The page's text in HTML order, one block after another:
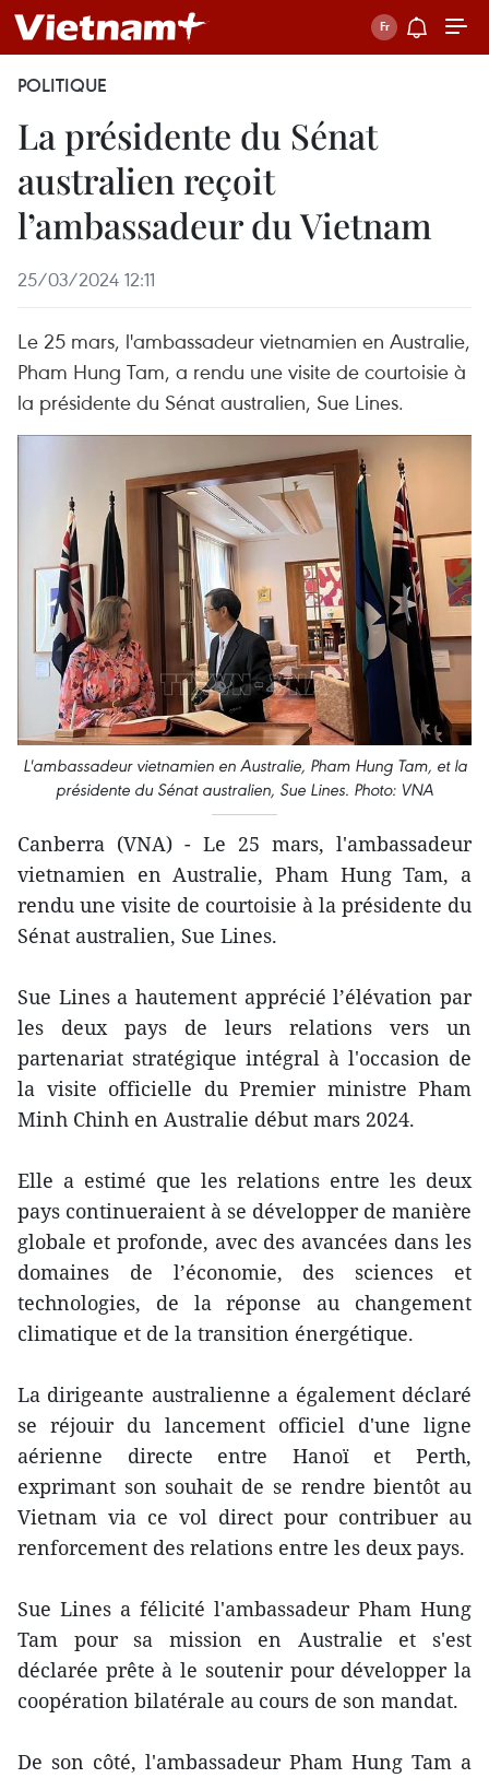
POLITIQUE
La présidente du Sénat
australien reçoit
l’ambassadeur du Vietnam
25/03/2024 12:11
Le 25 mars, l'ambassadeur vietnamien en Australie,
Pham Hung Tam, a rendu une visite de courtoisie à
la présidente du Sénat australien, Sue Lines.
L'ambassadeur vietnamien en Australie, Pham Hung Tam, et la
présidente du Sénat australien, Sue Lines. Photo: VNA
Canberra (VNA) - Le 25 mars, l'ambassadeur
vietnamien en Australie, Pham Hung Tam, a
rendu une visite de courtoisie à la présidente du
Sénat australien, Sue Lines.
Sue Lines a hautement apprécié l’élévation par
les deux pays de leurs relations vers un
partenariat stratégique intégral à l'occasion de
la visite officielle du Premier ministre Pham
Minh Chinh en Australie début mars 2024.
Elle a estimé que les relations entre les deux
pays continueraient à se développer de manière
globale et profonde, avec des avancées dans les
domaines de l’économie, des sciences et
technologies, de la réponse au changement
climatique et de la transition énergétique.
La dirigeante australienne a également déclaré
se réjouir du lancement officiel d'une ligne
aérienne directe entre Hanoï et Perth,
exprimant son souhait de se rendre bientôt au
Vietnam via ce vol direct pour contribuer au
renforcement des relations entre les deux pays.
Sue Lines a félicité l'ambassadeur Pham Hung
Tam pour sa mission en Australie et s'est
déclarée prête à le soutenir pour développer la
coopération bilatérale au cours de son mandat.
De son côté, l'ambassadeur Pham Hung Tam a